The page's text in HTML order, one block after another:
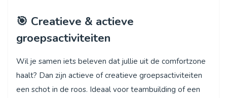
🎯 Creatieve & actieve
groepsactiviteiten
Wil je samen iets beleven dat jullie uit de comfortzone
haalt? Dan zijn actieve of creatieve groepsactiviteiten
een schot in de roos. Ideaal voor teambuilding of een